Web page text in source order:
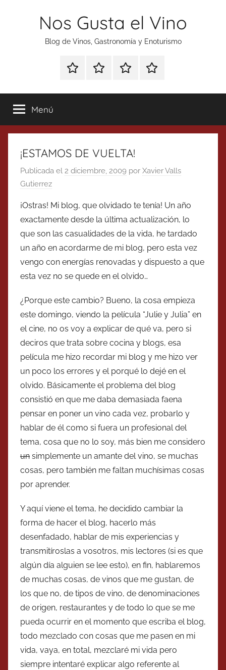
Nos Gusta el Vino
Blog de Vinos, Gastronomía y Enoturismo
Especial
Tonics
Enoturismo
Gastronomía
RankingContacto
Menú
¡ESTAMOS DE VUELTA!
Publicada el 2 diciembre, 2009 por Xavier Valls
Gutierrez
¡Ostras! Mi blog, que olvidado te tenía! Un año
exactamente desde la última actualización, lo
que son las casualidades de la vida, he tardado
un año en acordarme de mi blog, pero esta vez
vengo con energías renovadas y dispuesto a que
esta vez no se quede en el olvido…
¿Porque este cambio? Bueno, la cosa empieza
este domingo, viendo la película “Julie y Julia” en
el cine, no os voy a explicar de qué va, pero si
deciros que trata sobre cocina y blogs, esa
película me hizo recordar mi blog y me hizo ver
un poco los errores y el porqué lo dejé en el
olvido. Básicamente el problema del blog
consistió en que me daba demasiada faena
pensar en poner un vino cada vez, probarlo y
hablar de él como si fuera un profesional del
tema, cosa que no lo soy, más bien me considero
un simplemente un amante del vino, se muchas
cosas, pero también me faltan muchísimas cosas
por aprender.
Y aquí viene el tema, he decidido cambiar la
forma de hacer el blog, hacerlo más
desenfadado, hablar de mis experiencias y
transmitíroslas a vosotros, mis lectores (si es que
algún día alguien se lee esto), en fin, hablaremos
de muchas cosas, de vinos que me gustan, de
los que no, de tipos de vino, de denominaciones
de origen, restaurantes y de todo lo que se me
pueda ocurrir en el momento que escriba el blog,
todo mezclado con cosas que me pasen en mi
vida, vaya, en total, mezclaré mi vida pero
siempre intentaré explicar algo referente al